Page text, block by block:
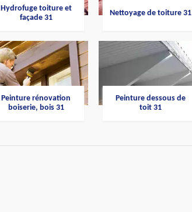
Hydrofuge toiture et
façade 31
Nettoyage de toiture 31
Peinture rénovation
boiserie, bois 31
Peinture dessous de
toit 31